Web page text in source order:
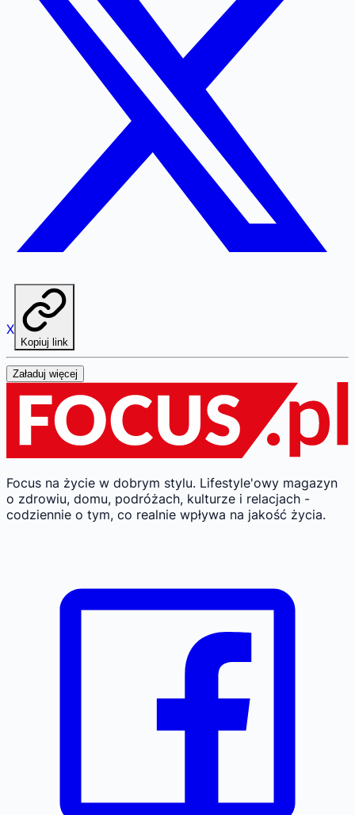
X
Kopiuj link
Załaduj więcej
Focus na życie w dobrym stylu. Lifestyle'owy magazyn
o zdrowiu, domu, podróżach, kulturze i relacjach -
codziennie o tym, co realnie wpływa na jakość życia.